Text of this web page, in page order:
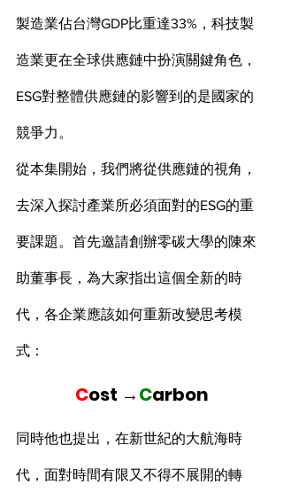
製造業佔台灣GDP比重達33%，科技製
造業更在全球供應鏈中扮演關鍵角色，
ESG對整體供應鏈的影響到的是國家的
競爭力。
從本集開始，我們將從供應鏈的視角，
去深入探討產業所必須面對的ESG的重
要課題。首先邀請創辦零碳大學的陳來
助董事長，為大家指出這個全新的時
代，各企業應該如何重新改變思考模
式：
Cost →Carbon
同時他也提出，在新世紀的大航海時
代，面對時間有限又不得不展開的轉